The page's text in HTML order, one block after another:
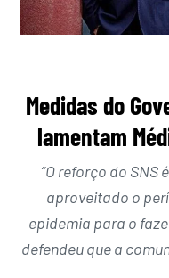
​​​​​​​Medidas do
lamentam
“O reforço do SNS
aproveitado o
epidemia para o
defendeu que a